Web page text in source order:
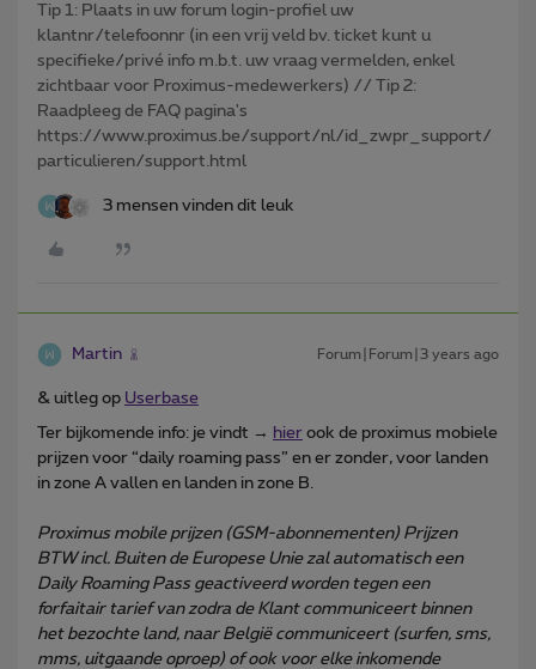
Tip 1: Plaats in uw forum login-profiel uw
klantnr/telefoonnr (in een vrij veld bv. ticket kunt u
specifieke/privé info m.b.t. uw vraag vermelden, enkel
zichtbaar voor Proximus-medewerkers) // Tip 2:
Raadpleeg de FAQ pagina's
https://www.proximus.be/support/nl/id_zwpr_support/
particulieren/support.html
3 mensen vinden dit leuk
Martin Forum|Forum|3 years ago
& uitleg op Userbase
Ter bijkomende info: je vindt → hier ook de proximus mobiele
prijzen voor “daily roaming pass” en er zonder, voor landen
in zone A vallen en landen in zone B.
Proximus mobile prijzen (GSM-abonnementen) Prijzen
BTW incl. Buiten de Europese Unie zal automatisch een
Daily Roaming Pass geactiveerd worden tegen een
forfaitair tarief van zodra de Klant communiceert binnen
het bezochte land, naar België communiceert (surfen, sms,
mms, uitgaande oproep) of ook voor elke inkomende